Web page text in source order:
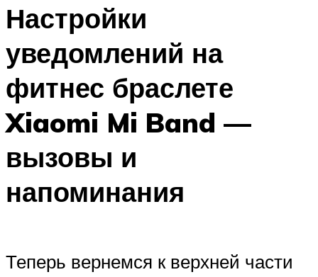
Настройки
уведомлений на
фитнес браслете
Xiaomi Mi Band —
вызовы и
напоминания
Теперь вернемся к верхней части